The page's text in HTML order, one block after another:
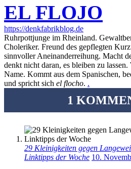
EL FLOJO
https://denkfabrikblog.de
Ruhrpottjunge im Rheinland.
Choleriker. Freund des gepflegten
sinnvoller Aneinanderreihung. Macht
denkt nicht daran, es bleiben zu
Name. Kommt aus dem Spanischen,
und spricht sich el flocho. .
1
29 Kleinigkeiten gegen
Linktipps der Woche 10.